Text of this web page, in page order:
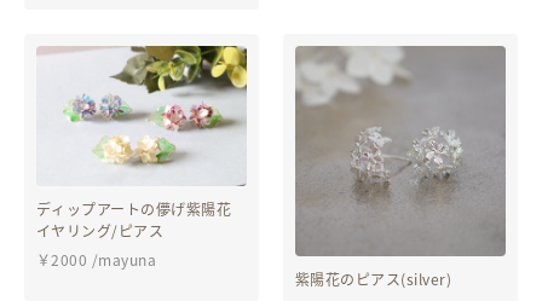
ディップアートの儚げ紫陽花
イヤリング/ピアス
￥2000 /mayuna
紫陽花のピアス(silver)